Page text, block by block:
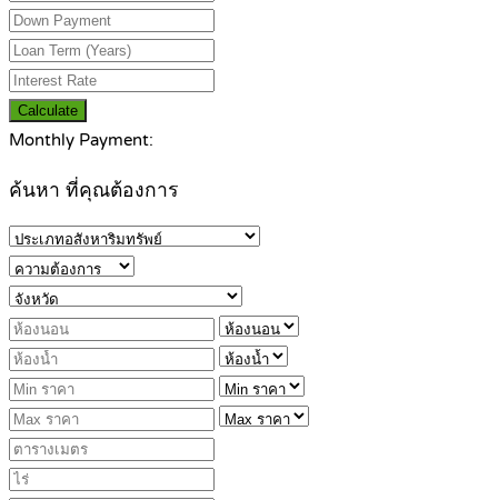
Calculate
Monthly Payment:
ค้นหา ที่คุณต้องการ